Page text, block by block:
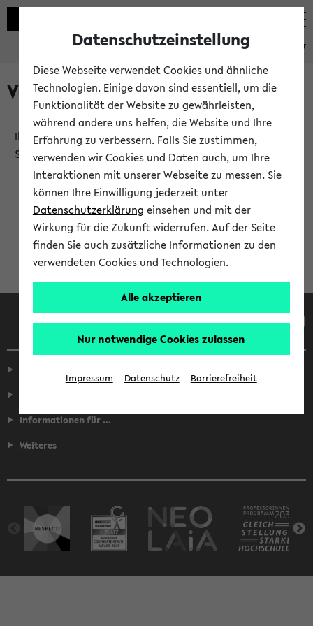
eKVV
Verlauf
Ihr Verlauf ist leer. Er wird sich im Verlauf Ihrer eKVV
Sitzung füllen.
Informationen für ...
Weiteres
Datenschutzeinstellung
Diese Webseite verwendet Cookies und ähnliche
Technologien. Einige davon sind essentiell, um die
Funktionalität der Website zu gewährleisten,
während andere uns helfen, die Website und Ihre
Erfahrung zu verbessern. Falls Sie zustimmen,
verwenden wir Cookies und Daten auch, um Ihre
Interaktionen mit unserer Webseite zu messen. Sie
können Ihre Einwilligung jederzeit unter
Datenschutzerklärung einsehen und mit der
Wirkung für die Zukunft widerrufen. Auf der Seite
finden Sie auch zusätzliche Informationen zu den
verwendeten Cookies und Technologien.
Alle akzeptieren
Nur notwendige Cookies zulassen
Impressum Datenschutz Barrierefreiheit